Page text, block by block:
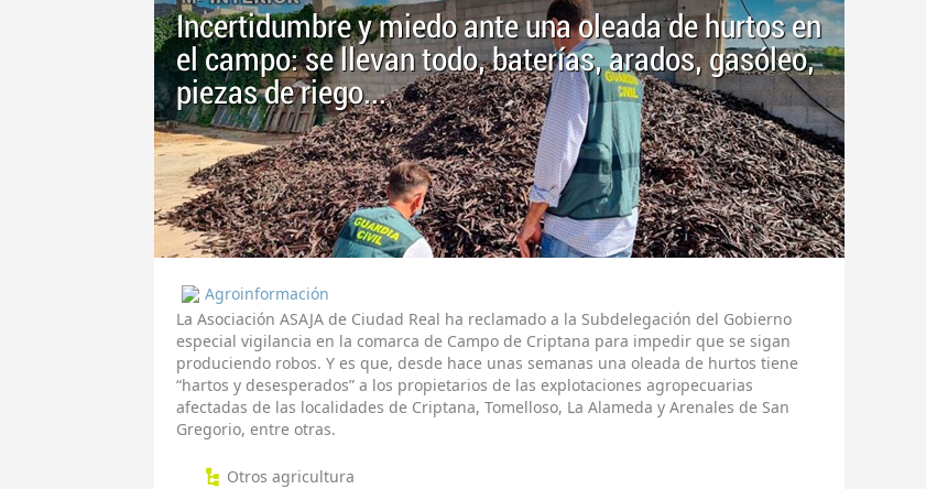
Incertidumbre y miedo ante una oleada de hurtos en
el campo: se llevan todo, baterías, arados, gasóleo,
piezas de riego…
Agroinformación
La Asociación ASAJA de Ciudad Real ha reclamado a la Subdelegación del Gobierno
especial vigilancia en la comarca de Campo de Criptana para impedir que se sigan
produciendo robos. Y es que, desde hace unas semanas una oleada de hurtos tiene
“hartos y desesperados” a los propietarios de las explotaciones agropecuarias
afectadas de las localidades de Criptana, Tomelloso, La Alameda y Arenales de San
Gregorio, entre otras.
Otros agricultura